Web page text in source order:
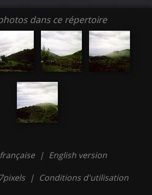
dans ce répertoire
| English version
| Conditions d'utilisation